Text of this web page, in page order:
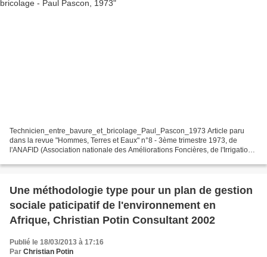
Technicien_entre_bavure_et_bricolage_Paul_Pascon_1973 Article paru
dans la revue "Hommes, Terres et Eaux" n°8 - 3ème trimestre 1973, de
l'ANAFID (Association nationale des Améliorations Foncières, de l'Irrigation
Une méthodologie type pour un plan de gestion
sociale paticipatif de l'environnement en
Afrique, Christian Potin Consultant 2002
Publié le 18/03/2013 à 17:16
Par Christian Potin